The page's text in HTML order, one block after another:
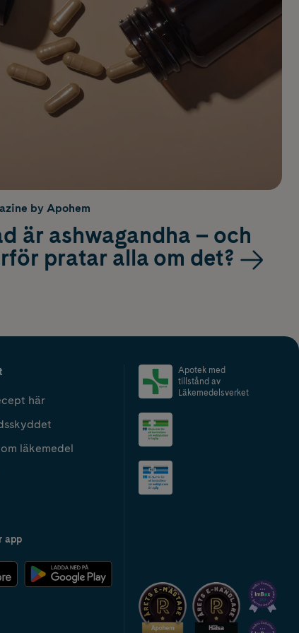
by Apohem
är ashwagandha – och
pratar alla om det?
här
läkemedel
app
Apotek med
tillstånd av
Läkemedelsverket